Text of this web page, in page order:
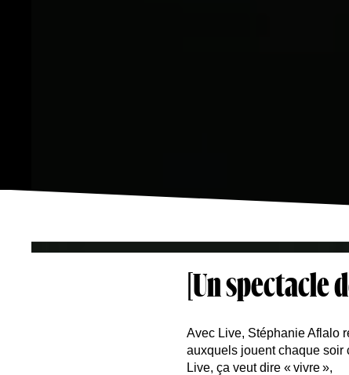
[Un spectacle
Avec Live, Stéphanie Aflalo
auxquels jouent chaque soir
Live, ça veut dire « vivre »,